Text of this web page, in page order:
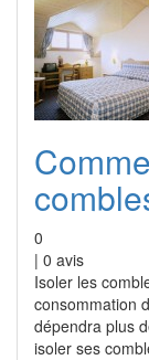
0
| 0 avis
Isoler les
consommation
dépendra plus
isoler ses